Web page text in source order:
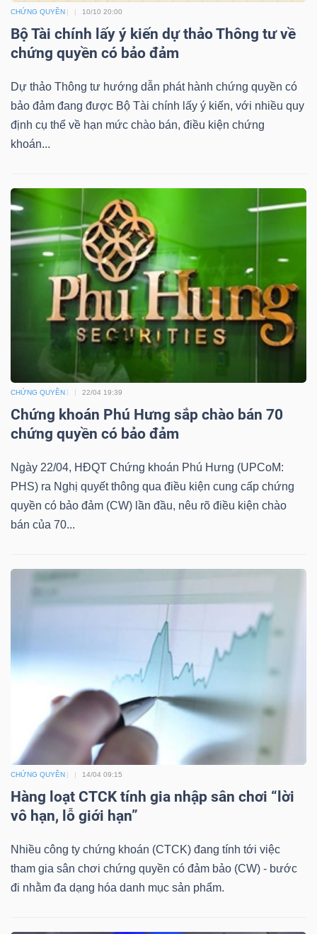
CHỨNG QUYỀN 10/10 20:00
Bộ Tài chính lấy ý kiến dự thảo Thông tư về
chứng quyền có bảo đảm
Dự thảo Thông tư hướng dẫn phát hành chứng quyền có
bảo đảm đang được Bộ Tài chính lấy ý kiến, với nhiều quy
định cụ thể về hạn mức chào bán, điều kiện chứng
khoán...
CHỨNG QUYỀN 22/04 19:39
Chứng khoán Phú Hưng sắp chào bán 70
chứng quyền có bảo đảm
Ngày 22/04, HĐQT Chứng khoán Phú Hưng (UPCoM:
PHS) ra Nghị quyết thông qua điều kiện cung cấp chứng
quyền có bảo đảm (CW) lần đầu, nêu rõ điều kiện chào
bán của 70...
CHỨNG QUYỀN 14/04 09:15
Hàng loạt CTCK tính gia nhập sân chơi “lời
vô hạn, lỗ giới hạn”
Nhiều công ty chứng khoán (CTCK) đang tính tới việc
tham gia sân chơi chứng quyền có đảm bảo (CW) - bước
đi nhằm đa dạng hóa danh mục sản phẩm.
YẾU
TIÊU
DÙNG
THIẾT
YẾU
CHĂM
SÓC
SỨC
KHỎE
TÀI
CÔNG
NGHỆ
THÔNG
THÔNG
ÍCH
BẤT